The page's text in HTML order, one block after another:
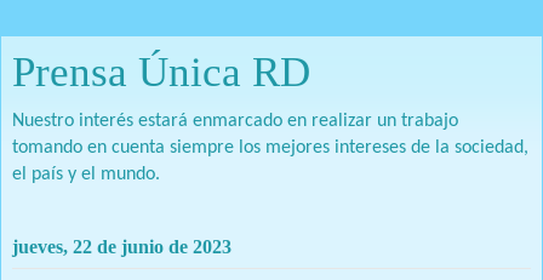
Prensa Única RD
Nuestro interés estará enmarcado en realizar un trabajo
tomando en cuenta siempre los mejores intereses de la sociedad,
el país y el mundo.
jueves, 22 de junio de 2023